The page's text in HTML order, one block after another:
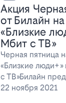
Акция
от Билайн
«Близкие
Мбит с ТВ»
Черная пятница
«Близкие
с ТВ»Билайн
22 ноября 2021